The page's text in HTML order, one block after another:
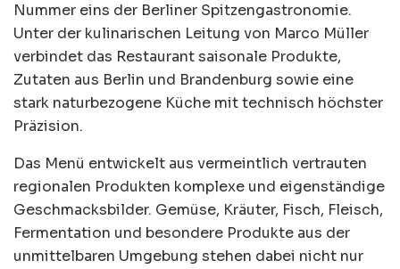
Nummer eins der Berliner Spitzengastronomie.
Unter der kulinarischen Leitung von Marco Müller
verbindet das Restaurant saisonale Produkte,
Zutaten aus Berlin und Brandenburg sowie eine
stark naturbezogene Küche mit technisch höchster
Präzision.
Das Menü entwickelt aus vermeintlich vertrauten
regionalen Produkten komplexe und eigenständige
Geschmacksbilder. Gemüse, Kräuter, Fisch, Fleisch,
Fermentation und besondere Produkte aus der
unmittelbaren Umgebung stehen dabei nicht nur